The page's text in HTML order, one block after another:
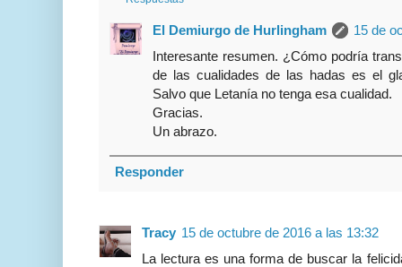
El Demiurgo de Hurlingham
15 de
Interesante resumen. ¿Cómo podría
de las cualidades de las hadas es el
Salvo que Letanía no tenga esa cualidad.
Gracias.
Un abrazo.
Responder
Tracy 15 de octubre de 2016 a las 13:32
La lectura es una forma de buscar la